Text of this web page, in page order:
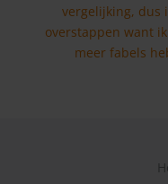
vergelijking, dus
overstappen want
meer fabels